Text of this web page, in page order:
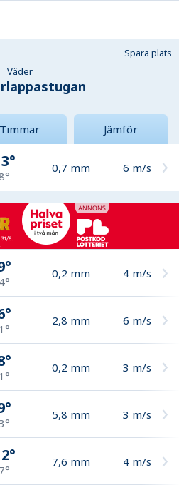
Spara plats
Väder
Timmar Jämför
0,7 mm 6 m/s
4°
0,2 mm 4 m/s
1°
2,8 mm 6 m/s
1°
0,2 mm 3 m/s
5,8 mm 3 m/s
7°
7,6 mm 4 m/s